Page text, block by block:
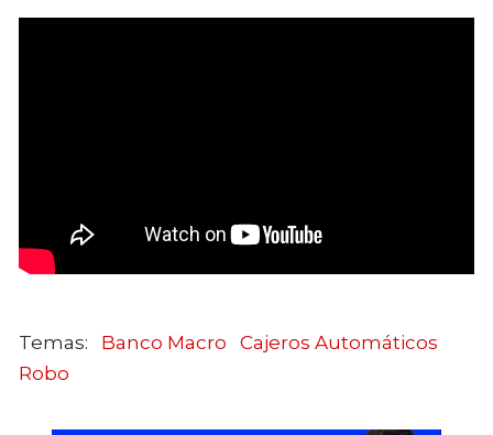
Banco Macro
Cajeros Automáticos
Robo